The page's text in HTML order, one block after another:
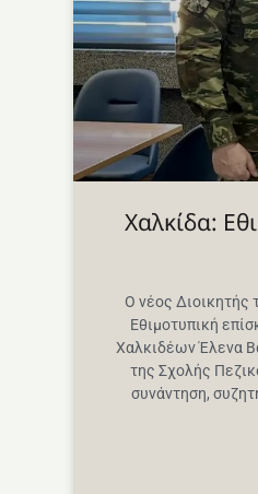
Χαλκίδα:
Ο νέος Διοικητής
Εθιμοτυπική
Χαλκιδέων Έλενα
της Σχολής
συνάντηση,